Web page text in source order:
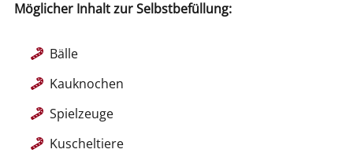
Möglicher Inhalt zur Selbstbefüllung:
Bälle
Kauknochen
Spielzeuge
Kuscheltiere